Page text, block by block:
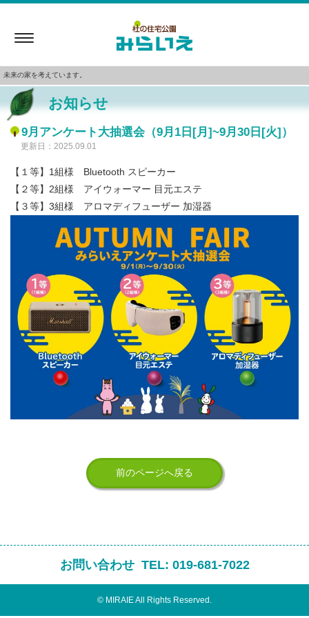
Toggle
未来の家を考えています。
お知らせ
9月アンケート大抽選会（9月1日[月]~9月30日[火]）
更新日：2025.09.01
【１等】1組様 Bluetooth スピーカー
【２等】2組様 アイウォーマー 目元エステ
【３等】3組様 アロマディフューザー 加湿器
前のページへ戻る
お問い合わせ TEL: 019-681-7022
© MIRAIE All Rights Reserved.